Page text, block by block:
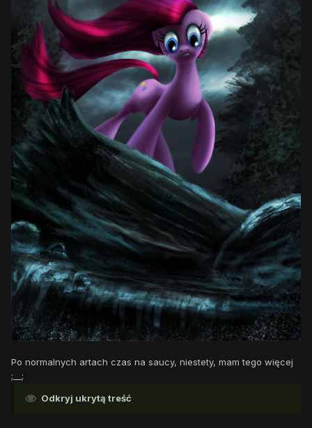
Po normalnych artach czas na saucy, niestety, mam tego więcej
;__;
Odkryj ukrytą treść